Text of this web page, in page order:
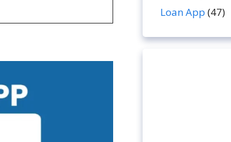
Loan App (47)